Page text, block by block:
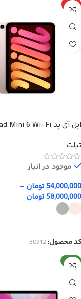
ویژه
اپل آی پد iPad Mini 6 Wi-Fi
تبلت
موجود در انبار
54,000,000تومان –
58,000,000تومان
کد محصول:30912
جدید